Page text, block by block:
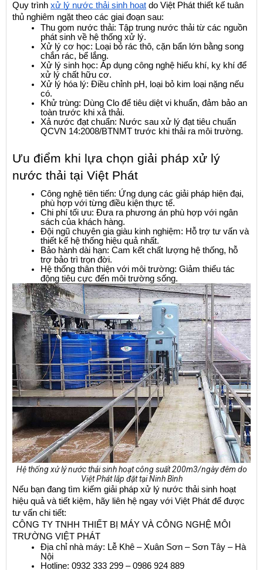
Quy trình xử lý nước thải sinh hoạt do Việt Phát thiết kế tuân
thủ nghiêm ngặt theo các giai đoạn sau:
Thu gom nước thải: Tập trung nước thải từ các nguồn
phát sinh về hệ thống xử lý.
Xử lý cơ học: Loại bỏ rác thô, cặn bẩn lớn bằng song
chắn rác, bể lắng.
Xử lý sinh học: Áp dụng công nghệ hiếu khí, kỵ khí để
xử lý chất hữu cơ.
Xử lý hóa lý: Điều chỉnh pH, loại bỏ kim loại nặng nếu
có.
Khử trùng: Dùng Clo để tiêu diệt vi khuẩn, đảm bảo an
toàn trước khi xả thải.
Xả nước đạt chuẩn: Nước sau xử lý đạt tiêu chuẩn
QCVN 14:2008/BTNMT trước khi thải ra môi trường.
Ưu điểm khi lựa chọn giải pháp xử lý
nước thải tại Việt Phát
Công nghệ tiên tiến: Ứng dụng các giải pháp hiện đại,
phù hợp với từng điều kiện thực tế.
Chi phí tối ưu: Đưa ra phương án phù hợp với ngân
sách của khách hàng.
Đội ngũ chuyên gia giàu kinh nghiệm: Hỗ trợ tư vấn và
thiết kế hệ thống hiệu quả nhất.
Bảo hành dài hạn: Cam kết chất lượng hệ thống, hỗ
trợ bảo trì trọn đời.
Hệ thống thân thiện với môi trường: Giảm thiểu tác
động tiêu cực đến môi trường sống.
Hệ thống xử lý nước thải sinh hoạt công suất 200m3/ngày đêm do
Việt Phát lắp đặt tại Ninh Bình
Nếu bạn đang tìm kiếm giải pháp xử lý nước thải sinh hoạt
hiệu quả và tiết kiệm, hãy liên hệ ngay với Việt Phát để được
tư vấn chi tiết:
CÔNG TY TNHH THIẾT BỊ MÁY VÀ CÔNG NGHỆ MÔI
TRƯỜNG VIỆT PHÁT
Địa chỉ nhà máy: Lễ Khê – Xuân Sơn – Sơn Tây – Hà
Nội
Hotline: 0932 333 299 – 0986 924 889